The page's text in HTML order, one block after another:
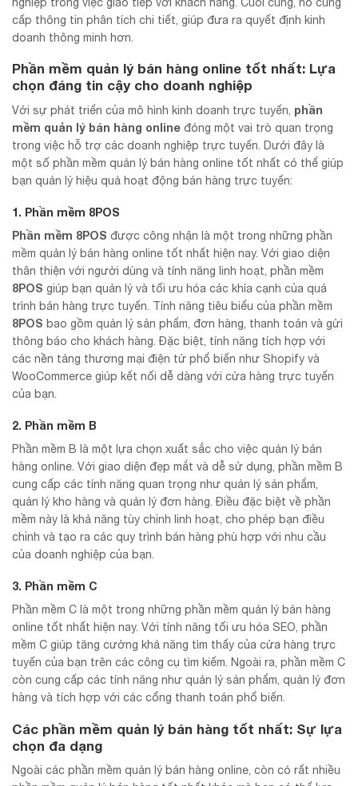
nghiệp trong việc giao tiếp với khách hàng. Cuối cùng, nó cung
cấp thông tin phân tích chi tiết, giúp đưa ra quyết định kinh
doanh thông minh hơn.
Phần mềm quản lý bán hàng online tốt nhất: Lựa
chọn đáng tin cậy cho doanh nghiệp
Với sự phát triển của mô hình kinh doanh trực tuyến, phần
mềm quản lý bán hàng online đóng một vai trò quan trọng
trong việc hỗ trợ các doanh nghiệp trực tuyến. Dưới đây là
một số phần mềm quản lý bán hàng online tốt nhất có thể giúp
bạn quản lý hiệu quả hoạt động bán hàng trực tuyến:
1. Phần mềm 8POS
Phần mềm 8POS được công nhận là một trong những phần
mềm quản lý bán hàng online tốt nhất hiện nay. Với giao diện
thân thiện với người dùng và tính năng linh hoạt, phần mềm
8POS giúp bạn quản lý và tối ưu hóa các khía cạnh của quá
trình bán hàng trực tuyến. Tính năng tiêu biểu của phần mềm
8POS bao gồm quản lý sản phẩm, đơn hàng, thanh toán và gửi
thông báo cho khách hàng. Đặc biệt, tính năng tích hợp với
các nền tảng thương mại điện tử phổ biến như Shopify và
WooCommerce giúp kết nối dễ dàng với cửa hàng trực tuyến
của bạn.
2. Phần mềm B
Phần mềm B là một lựa chọn xuất sắc cho việc quản lý bán
hàng online. Với giao diện đẹp mắt và dễ sử dụng, phần mềm B
cung cấp các tính năng quan trọng như quản lý sản phẩm,
quản lý kho hàng và quản lý đơn hàng. Điều đặc biệt về phần
mềm này là khả năng tùy chỉnh linh hoạt, cho phép bạn điều
chỉnh và tạo ra các quy trình bán hàng phù hợp với nhu cầu
của doanh nghiệp của bạn.
3. Phần mềm C
Phần mềm C là một trong những phần mềm quản lý bán hàng
online tốt nhất hiện nay. Với tính năng tối ưu hóa SEO, phần
mềm C giúp tăng cường khả năng tìm thấy của cửa hàng trực
tuyến của bạn trên các công cụ tìm kiếm. Ngoài ra, phần mềm C
còn cung cấp các tính năng như quản lý sản phẩm, quản lý đơn
hàng và tích hợp với các cổng thanh toán phổ biến.
Các phần mềm quản lý bán hàng tốt nhất: Sự lựa
chọn đa dạng
Ngoài các phần mềm quản lý bán hàng online, còn có rất nhiều